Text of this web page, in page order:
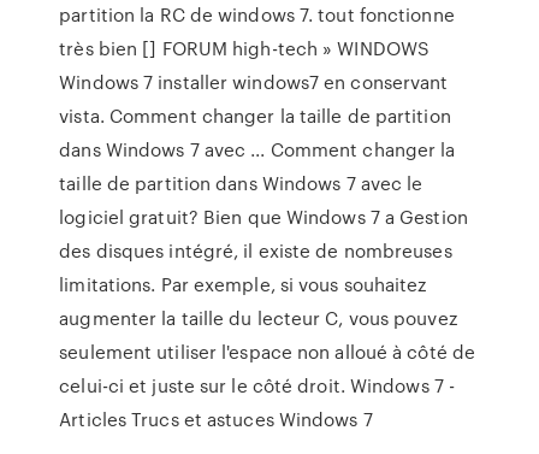
partition la RC de windows 7. tout fonctionne
très bien [] FORUM high-tech » WINDOWS
Windows 7 installer windows7 en conservant
vista. Comment changer la taille de partition
dans Windows 7 avec ... Comment changer la
taille de partition dans Windows 7 avec le
logiciel gratuit? Bien que Windows 7 a Gestion
des disques intégré, il existe de nombreuses
limitations. Par exemple, si vous souhaitez
augmenter la taille du lecteur C, vous pouvez
seulement utiliser l'espace non alloué à côté de
celui-ci et juste sur le côté droit. Windows 7 -
Articles Trucs et astuces Windows 7